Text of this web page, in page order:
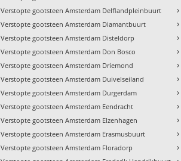
Verstopte gootsteen Amsterdam Delflandpleinbuurt
Verstopte gootsteen Amsterdam Diamantbuurt
Verstopte gootsteen Amsterdam Disteldorp
Verstopte gootsteen Amsterdam Don Bosco
Verstopte gootsteen Amsterdam Driemond
Verstopte gootsteen Amsterdam Duivelseiland
Verstopte gootsteen Amsterdam Durgerdam
Verstopte gootsteen Amsterdam Eendracht
Verstopte gootsteen Amsterdam Elzenhagen
Verstopte gootsteen Amsterdam Erasmusbuurt
Verstopte gootsteen Amsterdam Floradorp
›
›
›
›
›
›
›
›
›
›
›